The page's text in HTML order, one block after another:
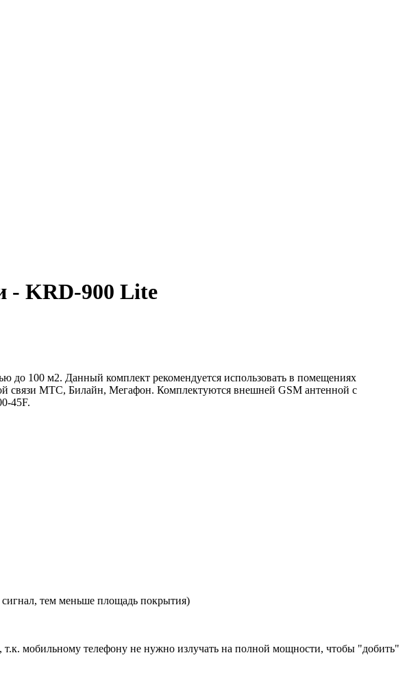
- KRD-900 Lite
до 100 м2. Данный комплект рекомендуется использовать в помещениях
связи МТС, Билайн, Мегафон. Комплектуются внешней GSM антенной с
45F.
тем меньше площадь покрытия)
мобильному телефону не нужно излучать на полной мощности, чтобы "добить"